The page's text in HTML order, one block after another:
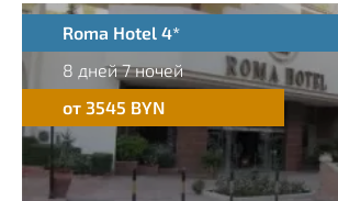
Roma Hotel 4*
8 дней 7 ночей
от 3545 BYN